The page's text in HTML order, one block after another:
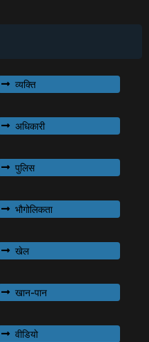
व्यक्ति
अधिकारी
पुलिस
भौगोलिकता
खेल
खान-पान
वीडियो